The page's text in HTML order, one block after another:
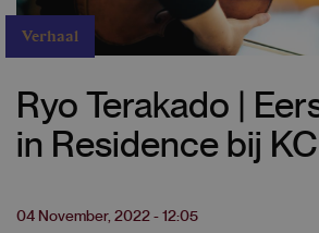
Verhaal
Ryo Terakado |
in Residence bij
04 November, 2022 - 12:05